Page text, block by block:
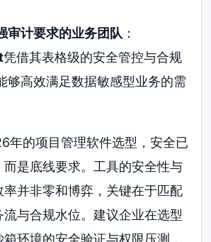
审计要求的业务团队 ：
凭借其表格级的安全管控与合规
够高效满足数据敏感型业务的需
年的项目管理软件选型，安全已
是底线要求。工具的安全性与
并非零和博弈，关键在于匹配
流与合规水位。建议企业在选型
环境的安全验证与权限压测，